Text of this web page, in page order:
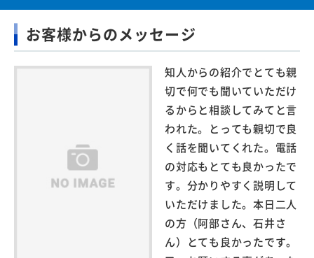
お客様からのメッセージ
知人からの紹介でとても親
切で何でも聞いていただけ
るからと相談してみてと言
われた。とっても親切で良
く話を聞いてくれた。電話
の対応もとても良かったで
す。分かりやすく説明して
いただけました。本日二人
の方（阿部さん、石井さ
ん）とても良かったです。